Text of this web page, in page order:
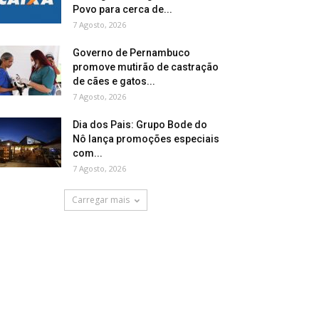
Povo para cerca de...
7 Agosto, 2026
Governo de Pernambuco
promove mutirão de castração
de cães e gatos...
7 Agosto, 2026
Dia dos Pais: Grupo Bode do
Nô lança promoções especiais
com...
7 Agosto, 2026
Carregar mais